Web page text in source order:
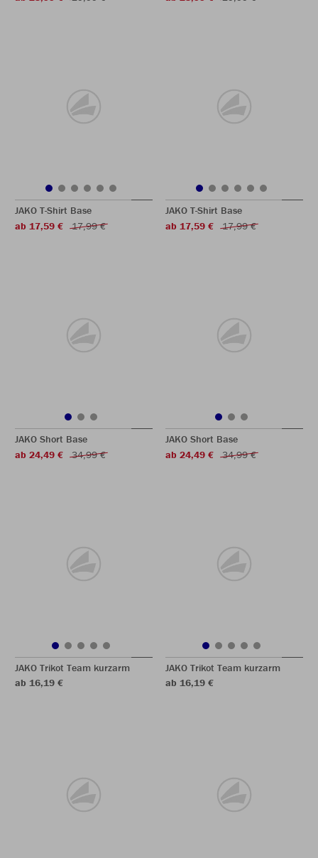
JAKO T-Shirt Base
ab 17,59 €
17,99 €
JAKO T-Shirt Base
ab 17,59 €
17,99 €
JAKO Short Base
ab 24,49 €
34,99 €
JAKO Short Base
ab 24,49 €
34,99 €
JAKO Trikot Team kurzarm
ab 16,19 €
JAKO Trikot Team kurzarm
ab 16,19 €